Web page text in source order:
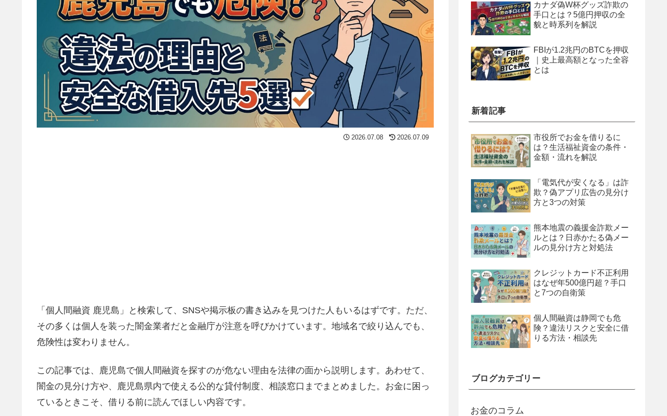
2026.07.08 2026.07.09
「個人間融資 鹿児島」と検索して、SNSや掲示板の書き込みを見つけた人もいるはずです。ただ、
その多くは個人を装った闇金業者だと金融庁が注意を呼びかけています。地域名で絞り込んでも、
危険性は変わりません。
この記事では、鹿児島で個人間融資を探すのが危ない理由を法律の面から説明します。あわせて、
闇金の見分け方や、鹿児島県内で使える公的な貸付制度、相談窓口までまとめました。お金に困っ
ているときこそ、借りる前に読んでほしい内容です。
カナダ偽W杯グッズ詐欺の
手口とは？5億円押収の全
貌と時系列を解説
FBIが1.2兆円のBTCを押収
｜史上最高額となった全容
とは
新着記事
市役所でお金を借りるに
は？生活福祉資金の条件・
金額・流れを解説
「電気代が安くなる」は詐
欺？偽アプリ広告の見分け
方と3つの対策
熊本地震の義援金詐欺メー
ルとは？日赤かたる偽メー
ルの見分け方と対処法
クレジットカード不正利用
はなぜ年500億円超？手口
と7つの自衛策
個人間融資は静岡でも危
険？違法リスクと安全に借
りる方法・相談先
ブログカテゴリー
お金のコラム